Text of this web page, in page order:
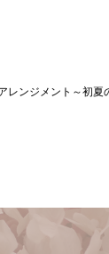
レンジメント～初夏